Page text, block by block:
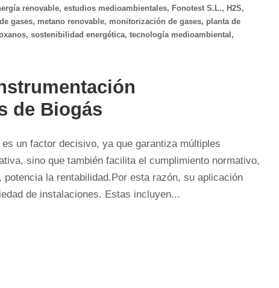
renovable, estudios medioambientales, Fonotest S.L., H2S,
gases, metano renovable, monitorización de gases, planta de
, sostenibilidad energética, tecnología medioambiental ,
de Biogás
un factor decisivo, ya que garantiza múltiples
sino que también facilita el cumplimiento normativo,
la rentabilidad.Por esta razón, su aplicación
de instalaciones. Estas incluyen...